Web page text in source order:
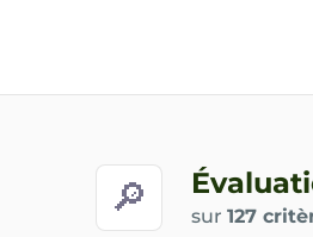
🔎 sur 127